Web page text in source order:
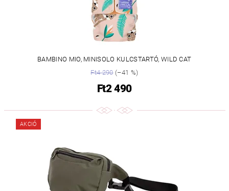
BAMBINO MIO, MINISOLO KULCSTARTÓ, WILD CAT
Ft4 290(–41 %)
Ft2 490
AKCIÓ